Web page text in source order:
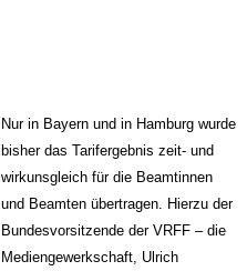
Nur in Bayern und in Hamburg wurde
bisher das Tarifergebnis zeit- und
wirkunsgleich für die Beamtinnen
und Beamten übertragen. Hierzu der
Bundesvorsitzende der VRFF – die
Mediengewerkschaft, Ulrich